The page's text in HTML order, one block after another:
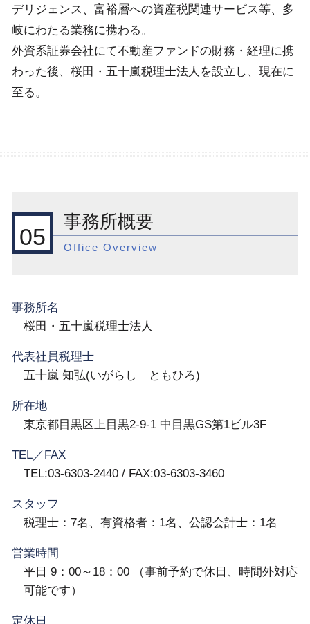
デリジェンス、富裕層への資産税関連サービス等、多
岐にわたる業務に携わる。
外資系証券会社にて不動産ファンドの財務・経理に携
わった後、桜田・五十嵐税理士法人を設立し、現在に
至る。
05
事務所概要
Office Overview
事務所名
桜田・五十嵐税理士法人
代表社員税理士
五十嵐 知弘(いがらし ともひろ)
所在地
東京都目黒区上目黒2-9-1 中目黒GS第1ビル3F
TEL／FAX
TEL:03-6303-2440 / FAX:03-6303-3460
スタッフ
税理士：7名、有資格者：1名、公認会計士：1名
営業時間
平日 9：00～18：00 （事前予約で休日、時間外対応
可能です）
定休日